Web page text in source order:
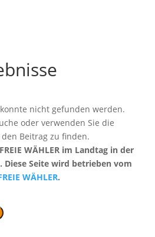
nicht gefunden werden.
oder verwenden Sie die
Beitrag zu finden.
WÄHLER im Landtag in der
Diese Seite wird betrieben vom
WÄHLER.